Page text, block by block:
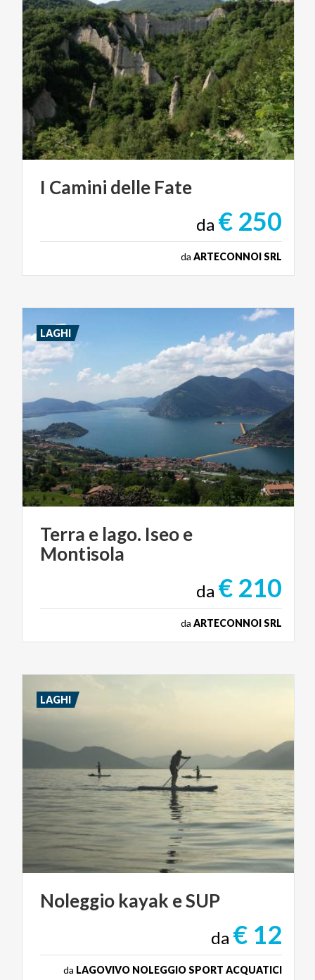
I Camini delle Fate
da € 250
da ARTECONNOI SRL
Terra e lago. Iseoe
Montisola
da € 210
da ARTECONNOI SRL
LAGHI
Noleggio kayak eSUP
da € 12
da LAGOVIVO NOLEGGIO SPORT ACQUATICI
LAGHI